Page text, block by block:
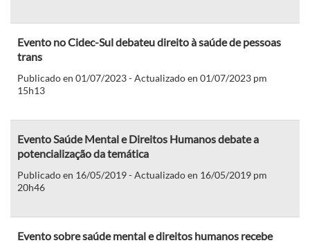
Evento no Cidec-Sul debateu direito à saúde de pessoas
trans
Publicado en 01/07/2023 - Actualizado en 01/07/2023 pm
15h13
Evento Saúde Mental e Direitos Humanos debate a
potencialização da temática
Publicado en 16/05/2019 - Actualizado en 16/05/2019 pm
20h46
Evento sobre saúde mental e direitos humanos recebe